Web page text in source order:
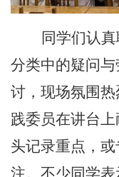
同学们认
分类中的疑问
讨，现场氛围
践委员在讲台
头记录重点，
注。不少同学